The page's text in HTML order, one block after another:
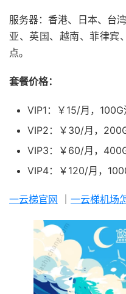
服务器：香港、日本、台
亚、英国、越南、菲律宾
点。
套餐价格：
VIP1：￥15/月，100G
VIP2：￥30/月，
VIP3：￥60/月，
VIP4：￥120/月，
一云梯官网 一云梯机场